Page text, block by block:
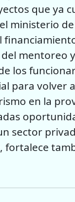
que ya
ministerio
mentoreo
los
para volver
en la
sector
fortalece